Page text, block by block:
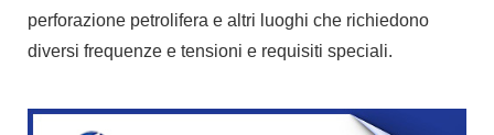
perforazione petrolifera e altri luoghi che richiedono
diversi frequenze e tensioni e requisiti speciali.